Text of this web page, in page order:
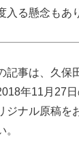
入る懸念もあ
記事は、久保
年11月27
ジナル原稿を
。